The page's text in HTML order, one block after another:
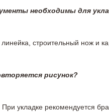
необходимы для
строительный нож и
рисунок?
укладке рекомендуется